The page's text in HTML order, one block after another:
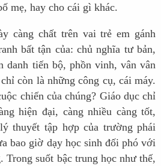
mẹ, hay cho cái gì khác.
càng chất trên vai trẻ em gánh
bất tận của: chủ nghĩa tư bản,
danh tiến bộ, phồn vinh, vân vân
còn là những công cụ, cái máy.
chiến của chúng? Giáo dục chỉ
hiện đại, càng nhiều càng tốt,
thuyết tập hợp của trường phái
bao giờ dạy học sinh đối phó với
Trong suốt bậc trung học như thế,